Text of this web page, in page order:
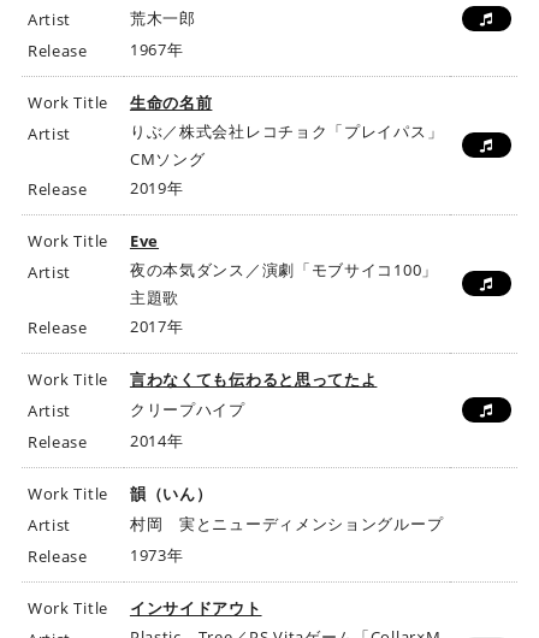
Artist
荒木一郎
Release
1967年
Work Title
生命の名前
Artist
りぶ／株式会社レコチョク「プレイパス」
CMソング
Release
2019年
Work Title
Eve
Artist
夜の本気ダンス／演劇「モブサイコ100」
主題歌
Release
2017年
Work Title
言わなくても伝わると思ってたよ
Artist
クリープハイプ
Release
2014年
Work Title
韻（いん）
Artist
村岡 実とニューディメンショングループ
Release
1973年
Work Title
インサイドアウト